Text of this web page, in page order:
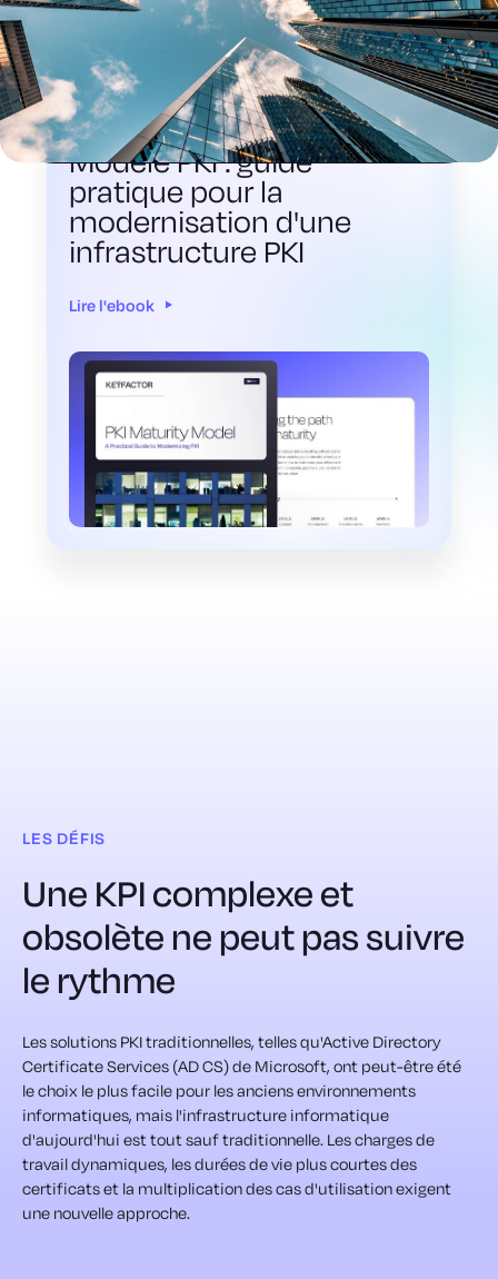
LIVRE ÉLECTRONIQUE
Modèle PKI : guide
pratique pour la
modernisation d'une
infrastructure PKI
Lire l'ebook
LES DÉFIS
Une KPI complexe et
obsolète ne peut pas suivre
le rythme
Les solutions PKI traditionnelles, telles qu'Active Directory
Certificate Services (AD CS) de Microsoft, ont peut-être été
le choix le plus facile pour les anciens environnements
informatiques, mais l'infrastructure informatique
d'aujourd'hui est tout sauf traditionnelle. Les charges de
travail dynamiques, les durées de vie plus courtes des
certificats et la multiplication des cas d'utilisation exigent
une nouvelle approche.